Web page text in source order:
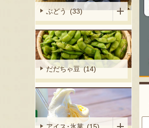
ぶどう (33)
だだちゃ豆 (14)
「今が最高」と見極めた旬の